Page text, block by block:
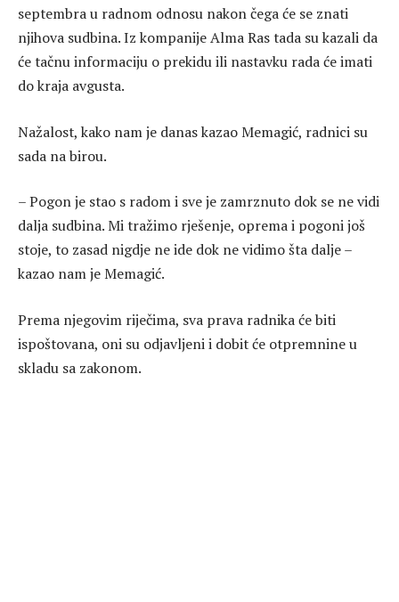
septembra u radnom odnosu nakon čega će se znati
njihova sudbina. Iz kompanije Alma Ras tada su kazali da
će tačnu informaciju o prekidu ili nastavku rada će imati
do kraja avgusta.
Nažalost, kako nam je danas kazao Memagić, radnici su
sada na birou.
– Pogon je stao s radom i sve je zamrznuto dok se ne vidi
dalja sudbina. Mi tražimo rješenje, oprema i pogoni još
stoje, to zasad nigdje ne ide dok ne vidimo šta dalje –
kazao nam je Memagić.
Prema njegovim riječima, sva prava radnika će biti
ispoštovana, oni su odjavljeni i dobit će otpremnine u
skladu sa zakonom.